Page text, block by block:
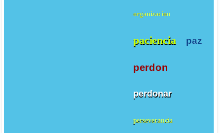
organizacion
paciencia paz
perdon
perdonar
perseverancia